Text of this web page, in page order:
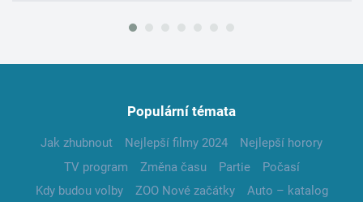
Populární témata
Jak zhubnout Nejlepší filmy 2024
Nejlepší horory
TV program
Změna času Partie
Počasí
Kdy budou volby
ZOO Nové začátky
Auto – katalog